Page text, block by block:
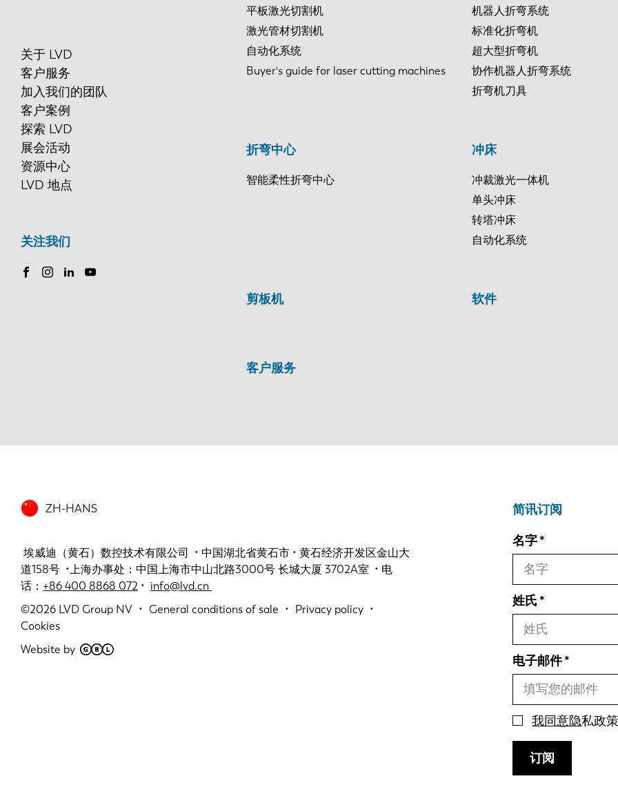
关于 LVD
客户服务
加入我们的团队
客户案例
探索 LVD
展会活动
资源中心
LVD 地点
关注我们
平板激光切割机
激光管材切割机
自动化系统
Buyer's guide for laser cutting machines
机器人折弯系统
标准化折弯机
超大型折弯机
协作机器人折弯系统
折弯机刀具
折弯中心
智能柔性折弯中心
冲床
冲裁激光一体机
单头冲床
转塔冲床
自动化系统
剪板机 软件
客户服务
ZH-HANS
埃威迪（黄石）数控技术有限公司 • 中国湖北省黄石市 • 黄石经济开发区金山大
道158号 •上海办事处：中国上海市中山北路3000号 长城大厦 3702A室 • 电
话： +86 400 8868 072 • info@lvd.cn
©2026 LVD Group NV General conditions of sale
Privacy policy
Cookies
Website by
简讯订阅
名字
姓氏
电子邮件
我同意隐私政
订阅